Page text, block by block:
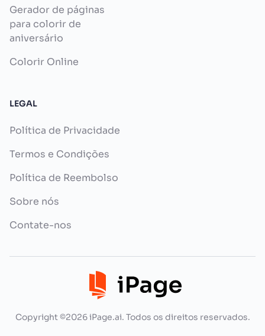
Gerador de páginas
para colorir de
aniversário
Colorir Online
LEGAL
Política de Privacidade
Termos e Condições
Política de Reembolso
Sobre nós
Contate-nos
Copyright ©2026 iPage.ai. Todos os direitos reservados.